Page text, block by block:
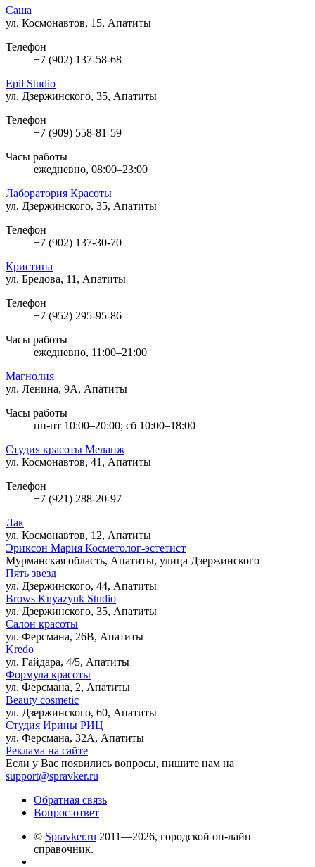
Саша
ул. Космонавтов, 15, Апатиты
Телефон
+7 (902) 137-58-68
Epil Studio
ул. Дзержинского, 35, Апатиты
Телефон
+7 (909) 558-81-59
Часы работы
ежедневно, 08:00–23:00
Лаборатория Красоты
ул. Дзержинского, 35, Апатиты
Телефон
+7 (902) 137-30-70
Кристина
ул. Бредова, 11, Апатиты
Телефон
+7 (952) 295-95-86
Часы работы
ежедневно, 11:00–21:00
Магнолия
ул. Ленина, 9А, Апатиты
Часы работы
пн-пт 10:00–20:00; сб 10:00–18:00
Студия красоты Меланж
ул. Космонавтов, 41, Апатиты
Телефон
+7 (921) 288-20-97
Лак
ул. Космонавтов, 12, Апатиты
Эриксон Мария Косметолог-эстетист
Мурманская область, Апатиты, улица Дзержинского
Пять звезд
ул. Дзержинского, 44, Апатиты
Brows Knyazyuk Studio
ул. Дзержинского, 35, Апатиты
Салон красоты
ул. Ферсмана, 26В, Апатиты
Kredo
ул. Гайдара, 4/5, Апатиты
Формула красоты
ул. Ферсмана, 2, Апатиты
Beauty cosmetic
ул. Дзержинского, 60, Апатиты
Студия Ирины РИЦ
ул. Ферсмана, 32А, Апатиты
Реклама на сайте
Если у Вас появились вопросы, пишите нам на
support@spravker.ru
Обратная связь
Вопрос-ответ
© Spravker.ru 2011—2026, городской он-лайн
справочник.